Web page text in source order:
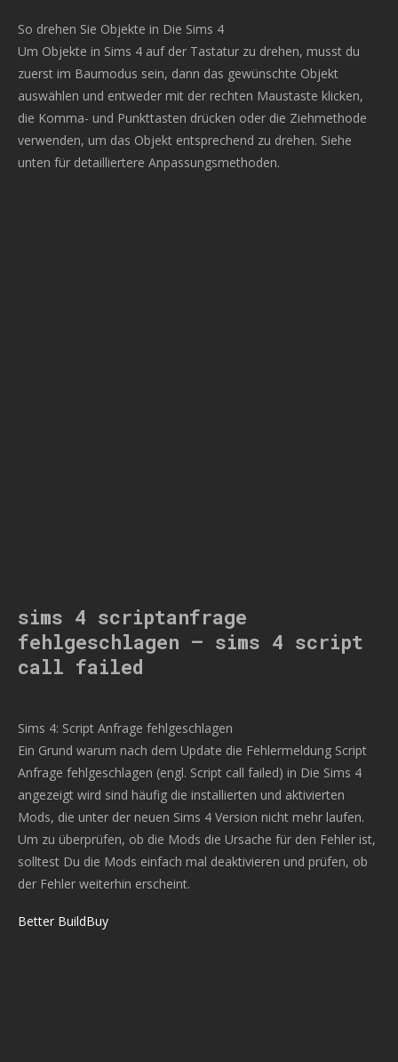
So drehen Sie Objekte in Die Sims 4
Um Objekte in Sims 4 auf der Tastatur zu drehen, musst du
zuerst im Baumodus sein, dann das gewünschte Objekt
auswählen und entweder mit der rechten Maustaste klicken,
die Komma- und Punkttasten drücken oder die Ziehmethode
verwenden, um das Objekt entsprechend zu drehen. Siehe
unten für detailliertere Anpassungsmethoden.
sims 4 scriptanfrage
fehlgeschlagen – sims 4 script
call failed
Sims 4: Script Anfrage fehlgeschlagen
Ein Grund warum nach dem Update die Fehlermeldung Script
Anfrage fehlgeschlagen (engl. Script call failed) in Die Sims 4
angezeigt wird sind häufig die installierten und aktivierten
Mods, die unter der neuen Sims 4 Version nicht mehr laufen.
Um zu überprüfen, ob die Mods die Ursache für den Fehler ist,
solltest Du die Mods einfach mal deaktivieren und prüfen, ob
der Fehler weiterhin erscheint.
Better BuildBuy